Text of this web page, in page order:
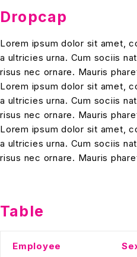
Dropcap
Lorem ipsum dolor sit amet,
a ultricies urna. Cum sociis
risus nec ornare. Mauris
Lorem ipsum dolor sit amet,
a ultricies urna. Cum sociis
risus nec ornare. Mauris
Lorem ipsum dolor sit amet,
a ultricies urna. Cum sociis
risus nec ornare. Mauris
Table
Employee